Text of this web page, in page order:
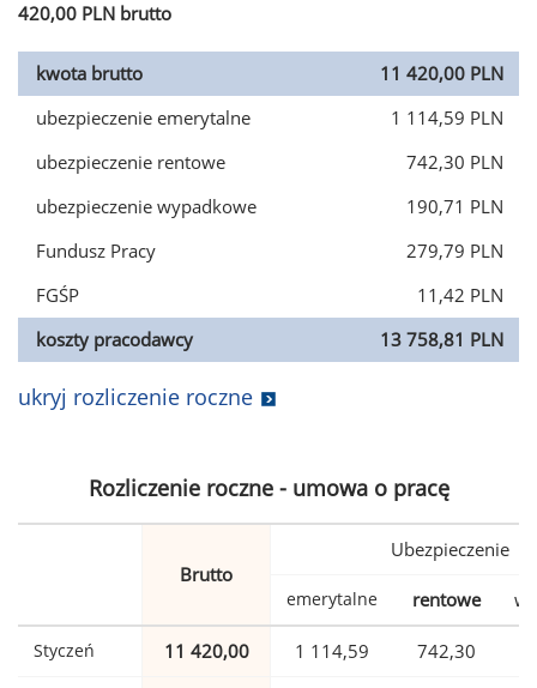
420,00 PLN brutto
kwota brutto
11 420,00 PLN
ubezpieczenie emerytalne
1 114,59 PLN
ubezpieczenie rentowe
742,30 PLN
ubezpieczenie wypadkowe
190,71 PLN
Fundusz Pracy
279,79 PLN
FGŚP
11,42 PLN
koszty pracodawcy
13 758,81 PLN
ukryj rozliczenie roczne
Rozliczenie roczne - umowa o pracę
Brutto
Ubezpieczenie
emerytalne rentowe
Styczeń 11 420,00 1 114,59 742,30